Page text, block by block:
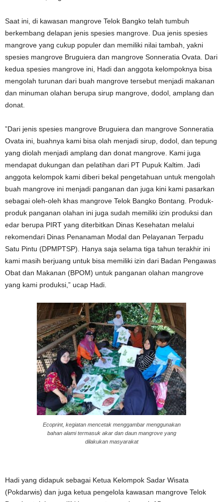
Saat ini, di kawasan mangrove Telok Bangko telah tumbuh
berkembang delapan jenis spesies mangrove. Dua jenis spesies
mangrove yang cukup populer dan memiliki nilai tambah, yakni
spesies mangrove Bruguiera dan mangrove Sonneratia Ovata. Dari
kedua spesies mangrove ini, Hadi dan anggota kelompoknya bisa
mengolah turunan dari buah mangrove tersebut menjadi makanan
dan minuman olahan berupa sirup mangrove, dodol, amplang dan
donat.
”Dari jenis spesies mangrove Bruguiera dan mangrove Sonneratia
Ovata ini, buahnya kami bisa olah menjadi sirup, dodol, dan tepung
yang diolah menjadi amplang dan donat mangrove. Kami juga
mendapat dukungan dan pelatihan dari PT Pupuk Kaltim. Jadi
anggota kelompok kami diberi bekal pengetahuan untuk mengolah
buah mangrove ini menjadi panganan dan juga kini kami pasarkan
sebagai oleh-oleh khas mangrove Telok Bangko Bontang. Produk-
produk panganan olahan ini juga sudah memiliki izin produksi dan
edar berupa PIRT yang diterbitkan Dinas Kesehatan melalui
rekomendari Dinas Penanaman Modal dan Pelayanan Terpadu
Satu Pintu (DPMPTSP). Hanya saja selama tiga tahun terakhir ini
kami masih berjuang untuk bisa memiliki izin dari Badan Pengawas
Obat dan Makanan (BPOM) untuk panganan olahan mangrove
yang kami produksi,” ucap Hadi.
Ecoprint, kegiatan mencetak menggambar menggunakan
bahan alami termasuk akar dan daun mangrove yang
dilakukan masyarakat
Hadi yang didapuk sebagai Ketua Kelompok Sadar Wisata
(Pokdarwis) dan juga ketua pengelola kawasan mangrove Telok